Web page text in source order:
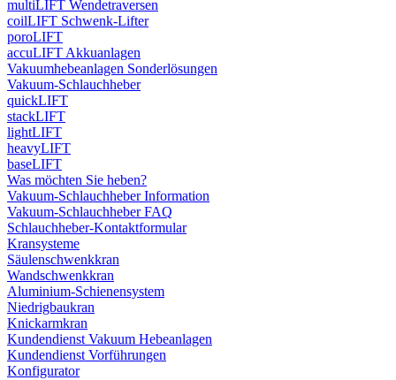
multiLIFT Wendetraversen
coilLIFT Schwenk-Lifter
poroLIFT
accuLIFT Akkuanlagen
Vakuumhebeanlagen Sonderlösungen
Vakuum-Schlauchheber
quickLIFT
stackLIFT
lightLIFT
heavyLIFT
baseLIFT
Was möchten Sie heben?
Vakuum-Schlauchheber Information
Vakuum-Schlauchheber FAQ
Schlauchheber-Kontaktformular
Kransysteme
Säulenschwenkkran
Wandschwenkkran
Aluminium-Schienensystem
Niedrigbaukran
Knickarmkran
Kundendienst Vakuum Hebeanlagen
Kundendienst Vorführungen
Konfigurator